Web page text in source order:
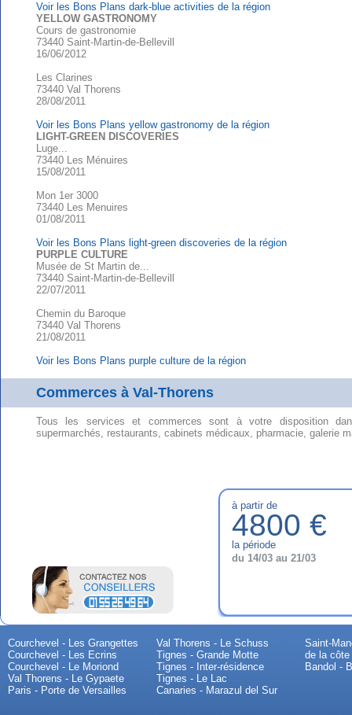
Voir les Bons Plans dark-blue activities de la région
YELLOW GASTRONOMY
Cours de gastronomie
73440 Saint-Martin-de-Bellevill
16/06/2012
Les Clarines
73440 Val Thorens
28/08/2011
Voir les Bons Plans yellow gastronomy de la région
LIGHT-GREEN DISCOVERIES
Luge...
73440 Les Ménuires
15/08/2011
Mon 1er 3000
73440 Les Menuires
01/08/2011
Voir les Bons Plans light-green discoveries de la région
PURPLE CULTURE
Musée de St Martin de...
73440 Saint-Martin-de-Bellevill
22/07/2011
Chemin du Baroque
73440 Val Thorens
21/08/2011
Voir les Bons Plans purple culture de la région
Commerces à Val-Thorens
Tous les services et commerces sont à votre disposition
supermarchés, restaurants, cabinets médicaux, pharmacie, galerie
à partir de
4800 €
la période
du 14/03 au 21/03
Courchevel - Les Grangettes
Courchevel - Les Ecrins
Courchevel - Le Moriond
Val Thorens - Le Gypaete
Paris - Porte de Versailles
Val Thorens - Le Schuss
Tignes - Grande Motte
Tignes - Inter-résidence
Tignes - Le Lac
Canaries - Marazul del Sur
Saint-
de la côte
Bandol -